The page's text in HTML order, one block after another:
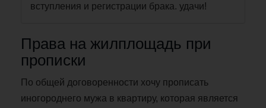
вступления и регистрации брака. удачи!
Права на жилплощадь при
прописки
По общей договоренности хочу прописать
иногороднего мужа в квартиру, которая является